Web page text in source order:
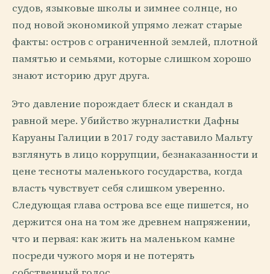
судов, языковые школы и зимнее солнце, но
под новой экономикой упрямо лежат старые
факты: остров с ограниченной землей, плотной
памятью и семьями, которые слишком хорошо
знают историю друг друга.
Это давление порождает блеск и скандал в
равной мере. Убийство журналистки Дафны
Каруаны Галиции в 2017 году заставило Мальту
взглянуть в лицо коррупции, безнаказанности и
цене тесноты маленького государства, когда
власть чувствует себя слишком уверенно.
Следующая глава острова все еще пишется, но
держится она на том же древнем напряжении,
что и первая: как жить на маленьком камне
посреди чужого моря и не потерять